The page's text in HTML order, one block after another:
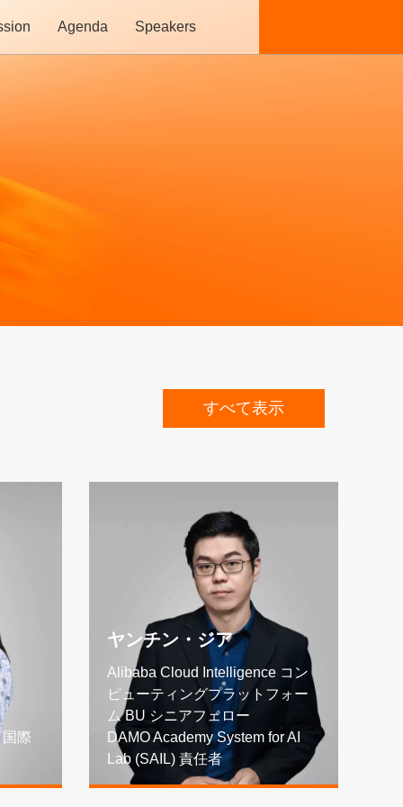
Agenda Speakers
すべて表示
際
ヤンチン・ジア
Alibaba Cloud Intelligence コン
ピューティングプラットフォー
ム BU シニアフェロー
DAMO Academy System for AI
Lab (SAIL) 責任者